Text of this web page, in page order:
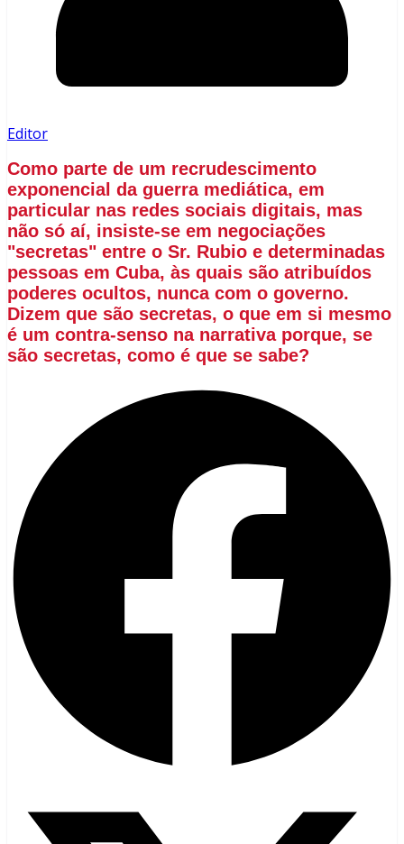
Editor
Como parte de um recrudescimento
exponencial da guerra mediática, em
particular nas redes sociais digitais, mas
não só aí, insiste-se em negociações
"secretas" entre o Sr. Rubio e determinadas
pessoas em Cuba, às quais são atribuídos
poderes ocultos, nunca com o governo.
Dizem que são secretas, o que em si mesmo
é um contra-senso na narrativa porque, se
são secretas, como é que se sabe?